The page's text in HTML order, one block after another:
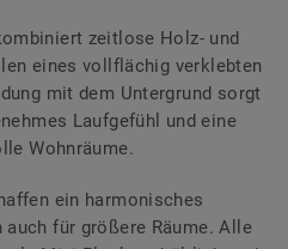
zeitlose Holz- und
eines vollflächig verklebten
mit dem Untergrund sorgt
Laufgefühl und eine
Wohnräume.
ein harmonisches
für größere Räume. Alle